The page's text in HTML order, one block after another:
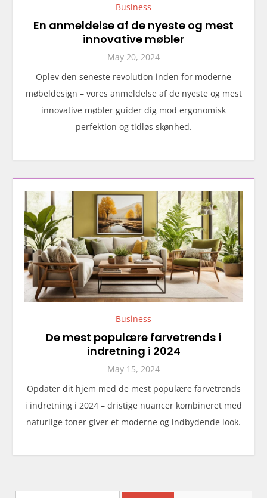
Business
En anmeldelse af de nyeste og mest
innovative møbler
May 20, 2024
Oplev den seneste revolution inden for moderne
møbeldesign – vores anmeldelse af de nyeste og mest
innovative møbler guider dig mod ergonomisk
perfektion og tidløs skønhed.
Business
De mest populære farvetrends i
indretning i 2024
May 15, 2024
Opdater dit hjem med de mest populære farvetrends
i indretning i 2024 – dristige nuancer kombineret med
naturlige toner giver et moderne og indbydende look.